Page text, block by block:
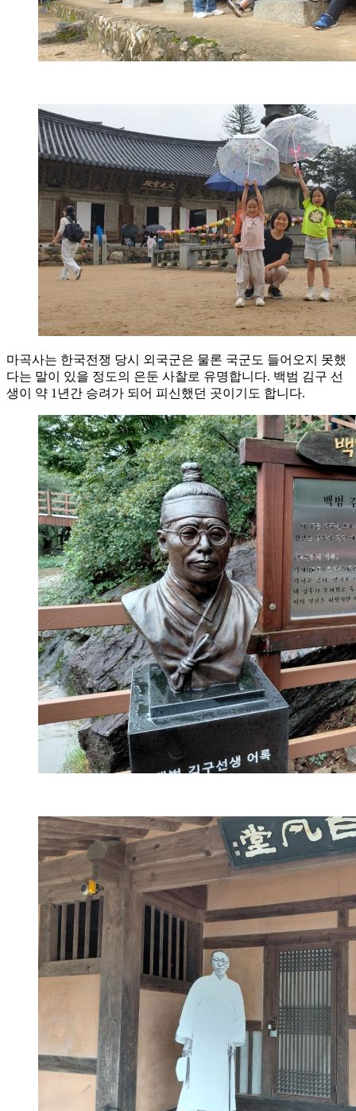
마곡사는 한국전쟁 당시 외국군은 물론 국군도 들어오지 못했
다는 말이 있을 정도의 은둔 사찰로 유명합니다. 백범 김구 선
생이 약 1년간 승려가 되어 피신했던 곳이기도 합니다.